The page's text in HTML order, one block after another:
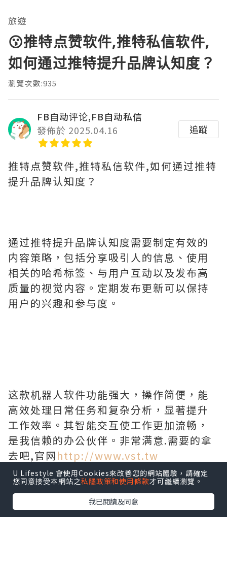
旅遊
😗推特点赞软件,推特私信软件,
如何通过推特提升品牌认知度？
瀏覽次數:935
FB自动评论,FB自动私信
發佈於 2025.04.16
追蹤
推特点赞软件,推特私信软件,如何通过推特
提升品牌认知度？
通过推特提升品牌认知度需要制定有效的
内容策略，包括分享吸引人的信息、使用
相关的哈希标签、与用户互动以及发布高
质量的视觉内容。定期发布更新可以保持
用户的兴趣和参与度。
这款机器人软件功能强大，操作简便，能
高效处理日常任务和复杂分析，显著提升
工作效率。其智能交互使工作更加流畅，
是我信赖的办公伙伴。非常满意.需要的拿
去吧,官网http://www.vst.tw
U Lifestyle 會使用Cookies來改善您的網站體驗，請確定
您同意接受本網站之私隱政策和使用條款才可繼續瀏覽。
我已閱讀及同意